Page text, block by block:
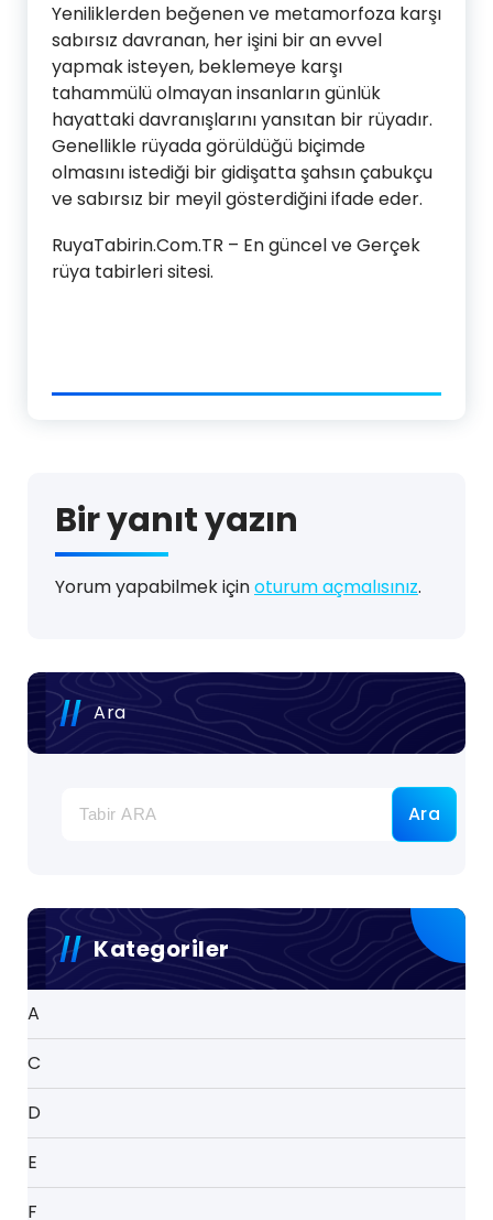
Yeniliklerden beğenen ve metamorfoza karşı
sabırsız davranan, her işini bir an evvel
yapmak isteyen, beklemeye karşı
tahammülü olmayan insanların günlük
hayattaki davranışlarını yansıtan bir rüyadır.
Genellikle rüyada görüldüğü biçimde
olmasını istediği bir gidişatta şahsın çabukçu
ve sabırsız bir meyil gösterdiğini ifade eder.
RuyaTabirin.Com.TR – En güncel ve Gerçek
rüya tabirleri sitesi.
Bir yanıt yazın
Yorum yapabilmek içinoturum açmalısınız.
Ara
Ara
Kategoriler
A
C
D
E
F